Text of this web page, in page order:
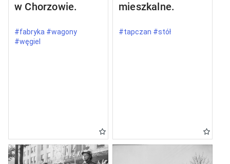
w Chorzowie.
#fabryka #wagony
#węgiel
mieszkalne.
#tapczan #stół